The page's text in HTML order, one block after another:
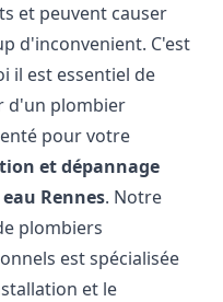
et peuvent causer
d'inconvenient. C'est
il est essentiel de
d'un plombier
pour votre
et dépannage
Rennes. Notre
plombiers
est spécialisée
et le